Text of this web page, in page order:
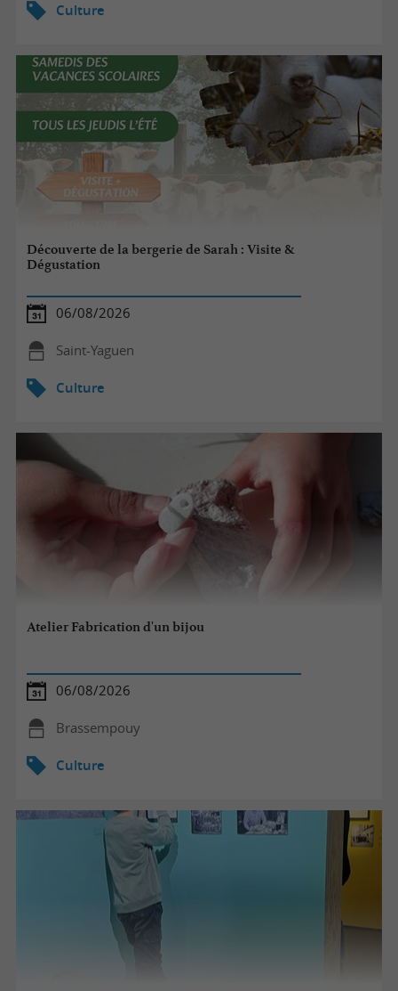
Culture
Découverte de la bergerie de Sarah : Visite &
Dégustation
06/08/2026
Saint-Yaguen
Culture
Atelier Fabrication d'un bijou
06/08/2026
Brassempouy
Culture